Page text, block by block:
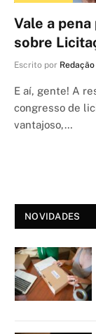
Vale a
sobre
Escrito por
E aí, gente! A
congresso de
vantajoso,…
NOVIDADES